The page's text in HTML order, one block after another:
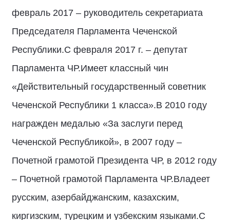
февраль 2017 – руководитель секретариата
Председателя Парламента Чеченской
Республики.С февраля 2017 г. – депутат
Парламента ЧР.Имеет классный чин
«Действительный государственный советник
Чеченской Республики 1 класса».В 2010 году
награжден медалью «За заслуги перед
Чеченской Республикой», в 2007 году –
Почетной грамотой Президента ЧР, в 2012 году
– Почетной грамотой Парламента ЧР.Владеет
русским, азербайджанским, казахским,
киргизским, турецким и узбекским языками.C